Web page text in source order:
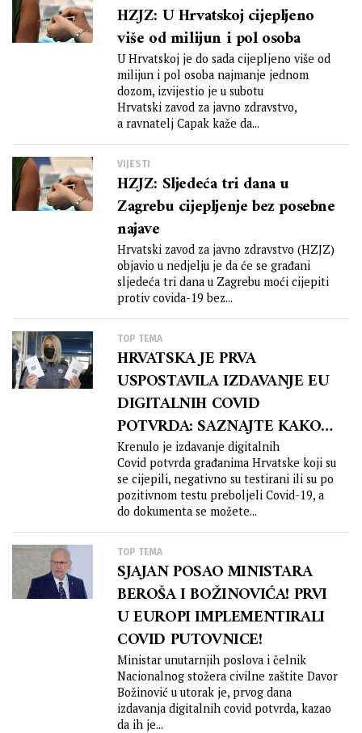
HZJZ: U Hrvatskoj cijepljeno
više od milijun i pol osoba
U Hrvatskoj je do sada cijepljeno više od
milijun i pol osoba najmanje jednom
dozom, izvijestio je u subotu
Hrvatski zavod za javno zdravstvo,
a ravnatelj Capak kaže da...
VIJESTI
HZJZ: Sljedeća tri dana u
Zagrebu cijepljenje bez posebne
najave
Hrvatski zavod za javno zdravstvo (HZJZ)
objavio u nedjelju je da će se građani
sljedeća tri dana u Zagrebu moći cijepiti
protiv covida-19 bez...
TOP TEMA
HRVATSKA JE PRVA
USPOSTAVILA IZDAVANJE EU
DIGITALNIH COVID
POTVRDA: SAZNAJTE KAKO
DO COVID POTVRDE…
Krenulo je izdavanje digitalnih
Covid potvrda građanima Hrvatske koji su
se cijepili, negativno su testirani ili su po
pozitivnom testu preboljeli Covid-19, a
do dokumenta se možete...
TOP TEMA
SJAJAN POSAO MINISTARA
BEROŠA I BOŽINOVIĆA! PRVI
U EUROPI IMPLEMENTIRALI
COVID PUTOVNICE!
Ministar unutarnjih poslova i čelnik
Nacionalnog stožera civilne zaštite Davor
Božinović u utorak je, prvog dana
izdavanja digitalnih covid potvrda, kazao
da ih je...